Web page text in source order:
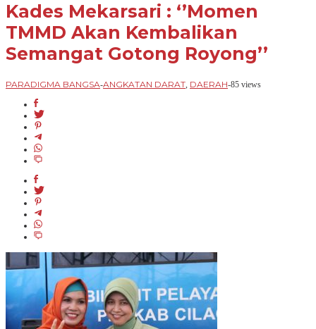
Kades Mekarsari : ‘’Momen
TMMD Akan Kembalikan
Semangat Gotong Royong’’
PARADIGMA BANGSA-ANGKATAN DARAT, DAERAH-85 views